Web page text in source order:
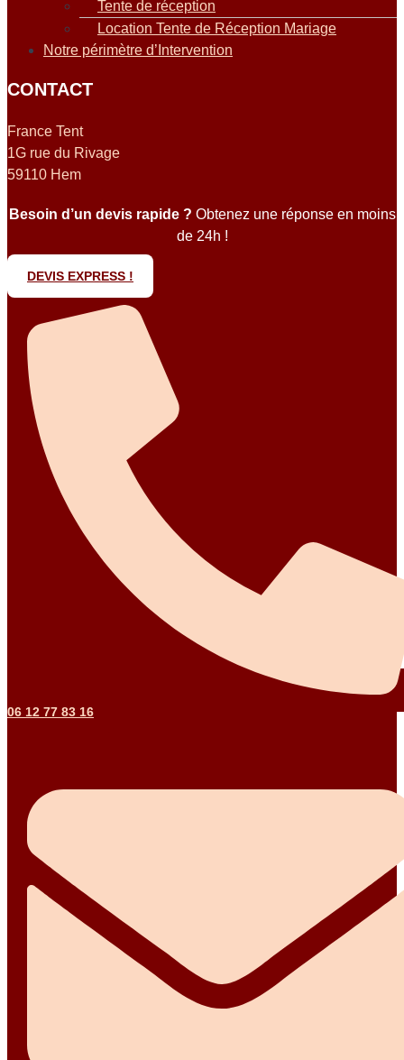
Tente de réception
Location Tente de Réception Mariage
Notre périmètre d’Intervention
CONTACT
France Tent
1G rue du Rivage
59110 Hem
Besoin d’un devis rapide ? Obtenez une réponse en moins
de 24h !
DEVIS EXPRESS !
06 12 77 83 16